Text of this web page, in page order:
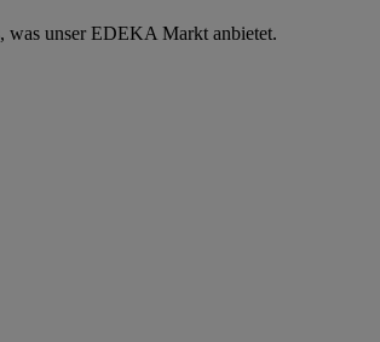
was unser EDEKA Markt anbietet.